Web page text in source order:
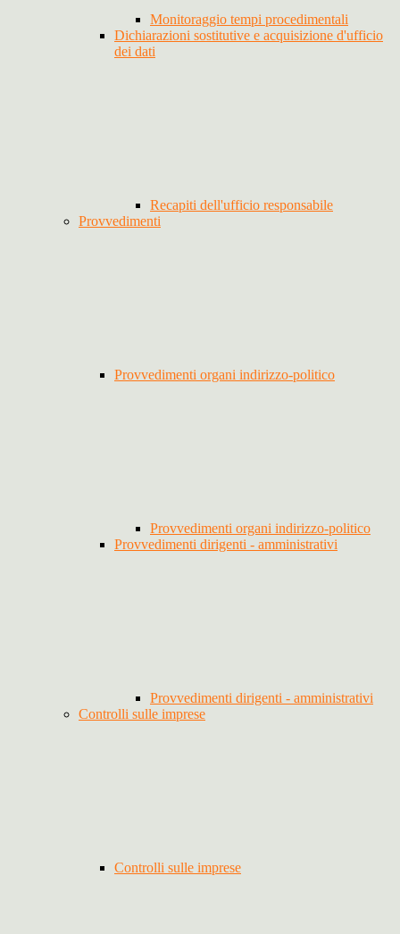
Monitoraggio tempi procedimentali
Dichiarazioni sostitutive e acquisizione d'ufficio
dei dati
Recapiti dell'ufficio responsabile
Provvedimenti
Provvedimenti organi indirizzo-politico
Provvedimenti organi indirizzo-politico
Provvedimenti dirigenti - amministrativi
Provvedimenti dirigenti - amministrativi
Controlli sulle imprese
Controlli sulle imprese